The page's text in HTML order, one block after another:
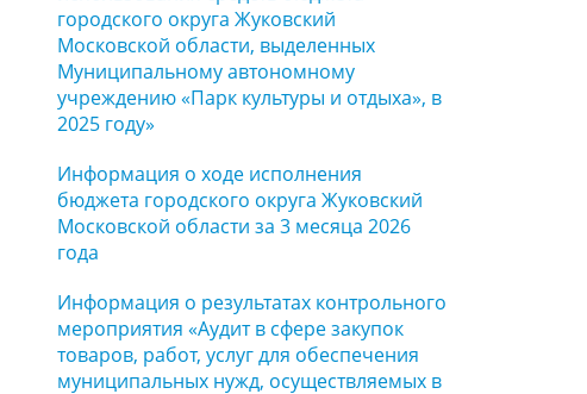
городского округа Жуковский
Московской области, выделенных
Муниципальному автономному
учреждению «Парк культуры и отдыха», в
2025 году»
Информация о ходе исполнения
бюджета городского округа Жуковский
Московской области за 3 месяца 2026
года
Информация о результатах контрольного
мероприятия «Аудит в сфере закупок
товаров, работ, услуг для обеспечения
муниципальных нужд, осуществляемых в